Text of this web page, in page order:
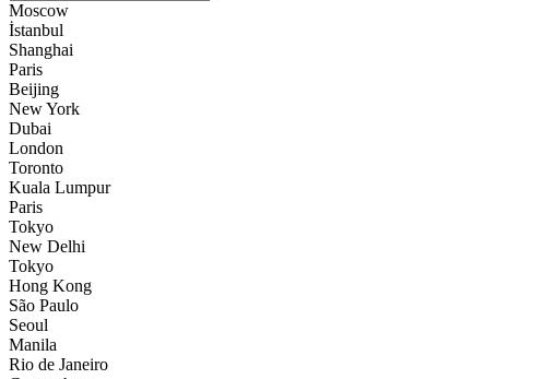
Moscow
İstanbul
Shanghai
Paris
Beijing
New York
Dubai
London
Toronto
Kuala Lumpur
Paris
Tokyo
New Delhi
Tokyo
Hong Kong
São Paulo
Seoul
Manila
Rio de Janeiro